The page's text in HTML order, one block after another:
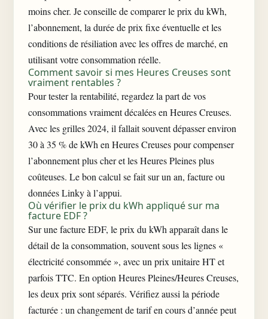
moins cher. Je conseille de comparer le prix du kWh,
l’abonnement, la durée de prix fixe éventuelle et les
conditions de résiliation avec les offres de marché, en
utilisant votre consommation réelle.
Comment savoir si mes Heures Creuses sont
vraiment rentables ?
Pour tester la rentabilité, regardez la part de vos
consommations vraiment décalées en Heures Creuses.
Avec les grilles 2024, il fallait souvent dépasser environ
30 à 35 % de kWh en Heures Creuses pour compenser
l’abonnement plus cher et les Heures Pleines plus
coûteuses. Le bon calcul se fait sur un an, facture ou
données Linky à l’appui.
Où vérifier le prix du kWh appliqué sur ma
facture EDF ?
Sur une facture EDF, le prix du kWh apparaît dans le
détail de la consommation, souvent sous les lignes «
électricité consommée », avec un prix unitaire HT et
parfois TTC. En option Heures Pleines/Heures Creuses,
les deux prix sont séparés. Vérifiez aussi la période
facturée : un changement de tarif en cours d’année peut